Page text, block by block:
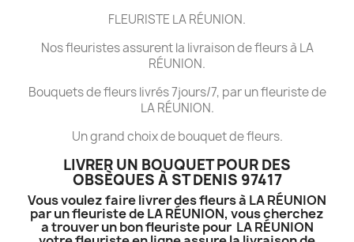
FLEURISTE LA RÉUNION.
Nos fleuristes assurent la livraison de fleurs à LA
RÉUNION.
Bouquets de fleurs livrés 7jours/7, par un fleuriste de
LA RÉUNION.
Un grand choix de bouquet de fleurs.
LIVRER UN BOUQUET POUR DES
OBSÈQUES À ST DENIS 97417
Vous voulez faire livrer des fleurs à LA RÉUNION
par un fleuriste de LA RÉUNION, vous cherchez
a trouver un bon fleuriste pour LA RÉUNION